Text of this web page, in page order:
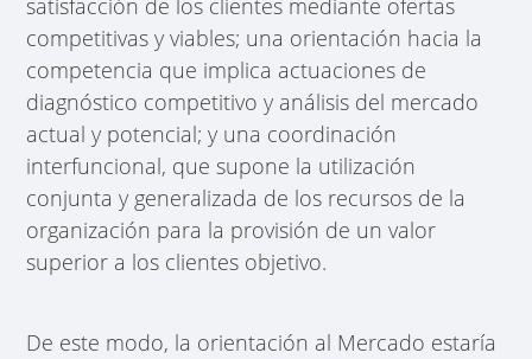
satisfacción de los clientes mediante ofertas
competitivas y viables; una orientación hacia la
competencia que implica actuaciones de
diagnóstico competitivo y análisis del mercado
actual y potencial; y una coordinación
interfuncional, que supone la utilización
conjunta y generalizada de los recursos de la
organización para la provisión de un valor
superior a los clientes objetivo.
De este modo, la orientación al Mercado estaría